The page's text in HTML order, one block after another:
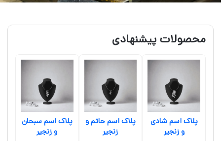
محصولات پیشنهادی
پلاک اسم شادی
و زنجیر
پلاک اسم حاتم و
زنجیر
پلاک اسم سبحان
و زنجیر